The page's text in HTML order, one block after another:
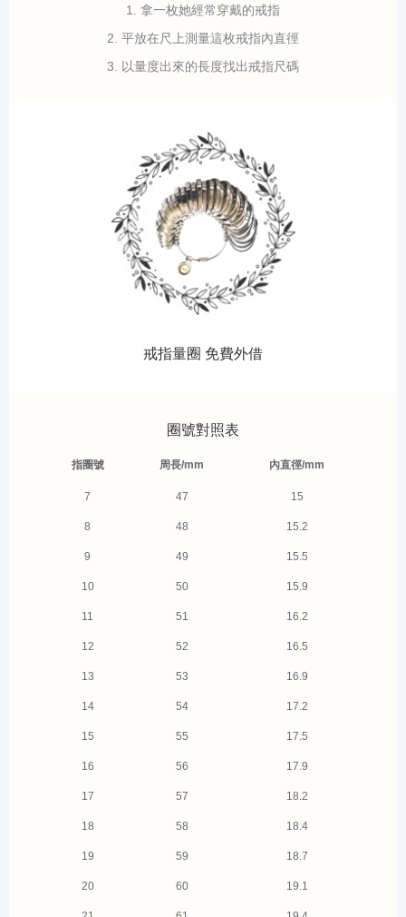
1. 拿一枚她經常穿戴的戒指
2. 平放在尺上測量這枚戒指內直徑
3. 以量度出來的長度找出戒指尺碼
戒指量圈 免費外借
圈號對照表
指圈號 周長/mm 內直徑/mm
7 47 15
8 48 15.2
9 49 15.5
10 50 15.9
11 51 16.2
12 52 16.5
13 53 16.9
14 54 17.2
15 55 17.5
16 56 17.9
17 57 18.2
18 58 18.4
19 59 18.7
20 60 19.1